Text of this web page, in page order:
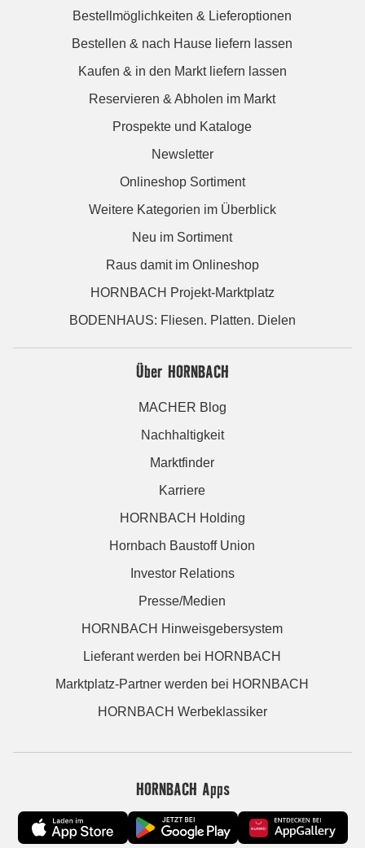
Bestellmöglichkeiten & Lieferoptionen
Bestellen & nach Hause liefern lassen
Kaufen & in den Markt liefern lassen
Reservieren & Abholen im Markt
Prospekte und Kataloge
Newsletter
Onlineshop Sortiment
Weitere Kategorien im Überblick
Neu im Sortiment
Raus damit im Onlineshop
HORNBACH Projekt-Marktplatz
BODENHAUS: Fliesen. Platten. Dielen
Über HORNBACH
MACHER Blog
Nachhaltigkeit
Marktfinder
Karriere
HORNBACH Holding
Hornbach Baustoff Union
Investor Relations
Presse/Medien
HORNBACH Hinweisgebersystem
Lieferant werden bei HORNBACH
Marktplatz-Partner werden bei HORNBACH
HORNBACH Werbeklassiker
HORNBACH Apps